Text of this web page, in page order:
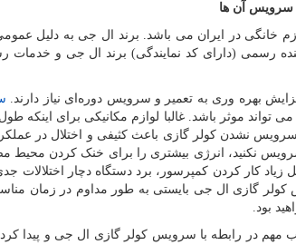
سرویس آن ها
خانگی در ایران می باشد. برند ال جی به دلیل
رسمی (دارای کد نمایندگی) برند ال جی و
بهره وری به تعمیر و سرویس دوره‌ای نیاز دارند.
تواند موثر باشد. غالبا لوازم مکانیکی برای اینکه
نشدن کولر گازی باعث کثیفی و اختلال در
نکنید، انرژی بیشتری را برای خنک کردن محیط
زیاد کار کردن کمپرسور، برد دستگاه دچار اختلالات
کولر گازی ال جی بایستی به طور مداوم در زمان
بود.
مهم در رابطه با سرویس کولر گازی ال جی و پیدا